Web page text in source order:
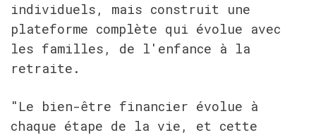
individuels, mais construit une
plateforme complète qui évolue avec
les familles, de l'enfance à la
retraite.
"Le bien-être financier évolue à
chaque étape de la vie, et cette